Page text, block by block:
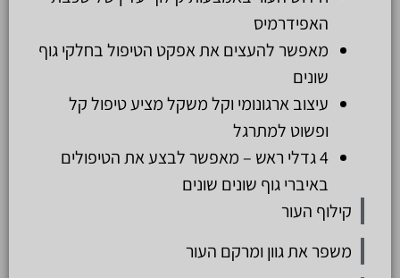
האפידרמיס
מאפשר להעצים את אפקט הטיפול בחלקי גוף
שונים
עיצוב ארגונומי וקל משקל מציע טיפול קל
ופשוט למתרגל
4 גדלי ראש – מאפשר לבצע את הטיפולים
באיברי גוף שונים שונים
קילוף העור
משפר את גוון ומרקם העור